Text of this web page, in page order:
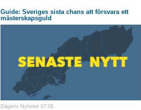
Guide: Sveriges sista chans att försvara ett
mästerskapsguld
Dagens Nyheter 07:05